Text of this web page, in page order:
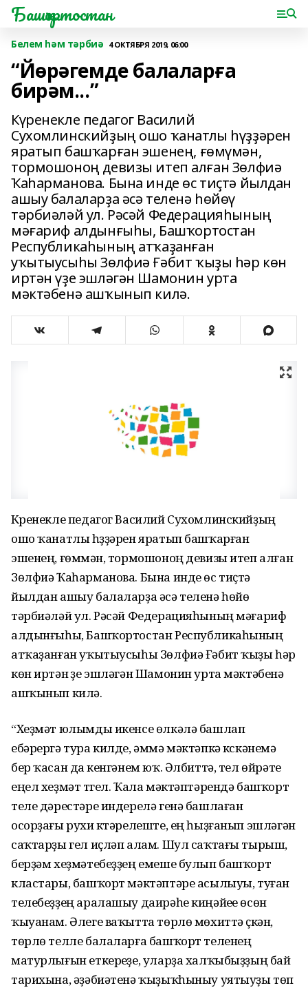
Башҡортостан
Белем һәм тәрбиә 4 ОКТЯБРЯ 2019, 06:00
“Йөрәгемде балаларға
бирәм...”
Күренекле педагог Василий
Сухомлинскийҙың ошо ҡанатлы һүҙҙәрен
яратып башҡарған эшенең, ғөмүмән,
тормошоноң девизы итеп алған Зөлфиә
Ҡаһарманова. Бына инде өс тиҫтә йылдан
ашыу балаларҙа әсә теленә һөйөү
тәрбиәләй ул. Рәсәй Федерацияһының
мәғариф алдынғыһы, Башҡортостан
Республикаһының атҡаҙанған
уҡытыусыһы Зөлфиә Ғәбит ҡыҙы һәр көн
иртән үҙе эшләгән Шамонин урта
мәктәбенә ашҡынып килә.
Күренекле педагог Василий Сухомлинскийҙың
ошо ҡанатлы һүҙҙәрен яратып башҡарған
эшенең, ғөмүмән, тормошоноң девизы итеп алған
Зөлфиә Ҡаһарманова. Бына инде өс тиҫтә
йылдан ашыу балаларҙа әсә теленә һөйөү
тәрбиәләй ул. Рәсәй Федерацияһының мәғариф
алдынғыһы, Башҡортостан Республикаһының
атҡаҙанған уҡытыусыһы Зөлфиә Ғәбит ҡыҙы һәр
көн иртән үҙе эшләгән Шамонин урта мәктәбенә
ашҡынып килә.
“Хеҙмәт юлымды икенсе өлкәлә башлап
ебәрергә тура килде, әммә мәктәпкә күскәнемә
бер ҡасан да үкенгәнем юҡ. Әлбиттә, тел өйрәтеү
еңел хеҙмәт түгел. Ҡала мәк­тәптәрендә башҡорт
теле дәрестәре индерелә генә башлаған
осорҙағы рухи күтәрелеште, ең һыҙғанып эшләгән
саҡтарҙы гел иҫләп алам. Шул саҡтағы тырыш,
берҙәм хеҙмәтебеҙҙең емеше булып башҡорт
кластары, башҡорт мәктәптәре асылыуы, туған
телебеҙҙең аралашыу даирәһе киңәйеүе өсөн
ҡыуанам. Әлеге ваҡытта төрлө мөхиттә үҫкән,
төрлө телле балаларға башҡорт теленең
матурлығын еткереүҙе, уларҙа халҡыбыҙҙың бай
тарихына, әҙәбиәтенә ҡыҙыҡһыныу уятыуҙы төп